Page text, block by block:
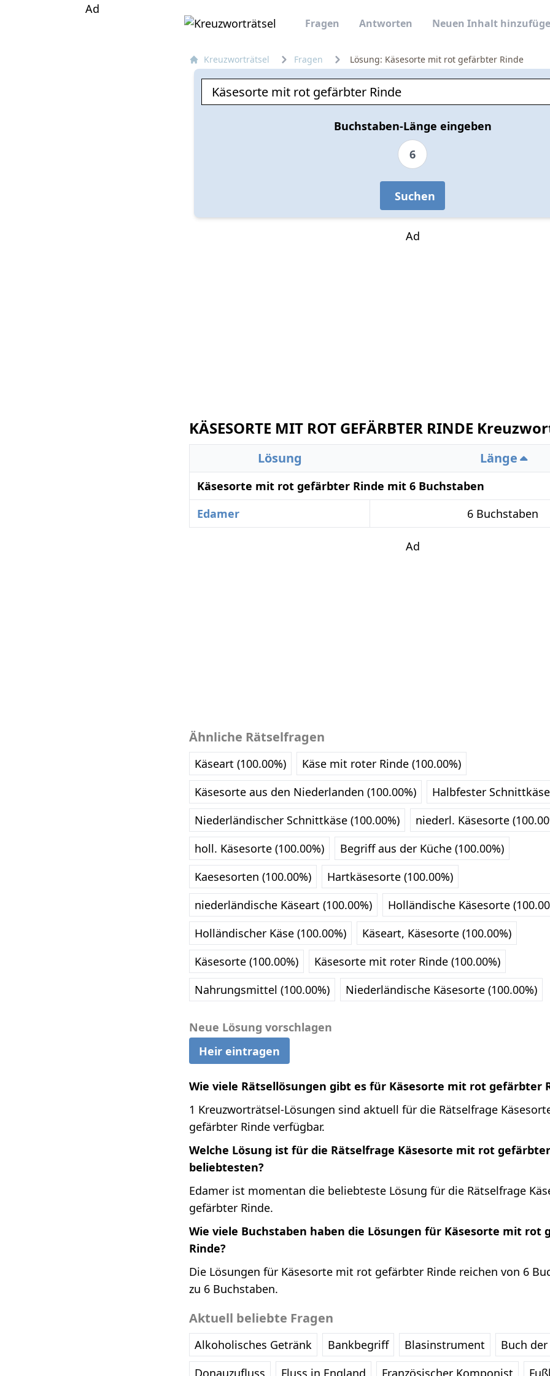
Fragen Antworten Neuen Inhalt
Ad
Kreuzworträtsel Fragen Lösung: Käsesorte mit rot gefärbter Rinde
Buchstaben-Länge eingeben
6
Suchen
Ad
KÄSESORTE MIT ROT GEFÄRBTER RINDE
Lösung Länge
Käsesorte mit rot gefärbter Rinde mit 6 Buchstaben
Edamer
6 Buchstaben
Ad
Ähnliche Rätselfragen
Käseart (100.00%)
Käse mit roter Rinde (100.00%)
Käsesorte aus den Niederlanden (100.00%)
Halbfester
Niederländischer Schnittkäse (100.00%)
niederl. Käsesorte
holl. Käsesorte (100.00%)
Begriff aus der Küche (100.00%)
Kaesesorten (100.00%)
Hartkäsesorte (100.00%)
niederländische Käseart (100.00%)
Holländische Käsesorte
Holländischer Käse (100.00%)
Käseart, Käsesorte (100.00%)
Käsesorte (100.00%)
Käsesorte mit roter Rinde (100.00%)
Nahrungsmittel (100.00%)
Niederländische Käsesorte (100.00%)
Neue Lösung vorschlagen
Heir eintragen
Wie viele Rätsellösungen gibt es für Käsesorte mit rot gefärbter
1 Kreuzworträtsel-Lösungen sind aktuell für die Rätselfrage
gefärbter Rinde verfügbar.
Welche Lösung ist für die Rätselfrage Käsesorte mit rot
beliebtesten?
Edamer ist momentan die beliebteste Lösung für die Rätselfrage
gefärbter Rinde.
Wie viele Buchstaben haben die Lösungen für Käsesorte mit rot
Rinde?
Die Lösungen für Käsesorte mit rot gefärbter Rinde reichen von 6
zu 6 Buchstaben.
Aktuell beliebte Fragen
Alkoholisches Getränk Bankbegriff Blasinstrument
Buch
Donauzufluss
Fluss in England Französischer Komponist